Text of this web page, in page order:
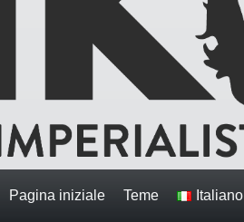
Pagina iniziale Teme Italiano